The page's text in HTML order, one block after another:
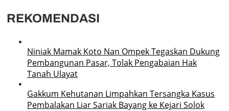
REKOMENDASI
Niniak Mamak Koto Nan Ompek Tegaskan Dukung
Pembangunan Pasar, Tolak Pengabaian Hak
Tanah Ulayat
Gakkum Kehutanan Limpahkan Tersangka Kasus
Pembalakan Liar Sariak Bayang ke Kejari Solok